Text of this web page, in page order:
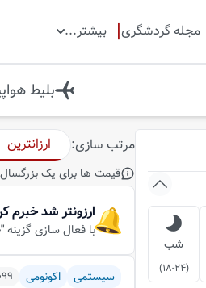
مجله گردشگری بیشتر...
بلیط
شب
(
18-24
)
مرتب سازی: ارزانترین
قیمت ها برای یک
ارزونتر شد خبرم
با فعال سازی گزینه
سیستمی اکونومی